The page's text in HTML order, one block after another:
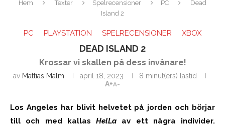
Hem Texter Spelrecensioner PC
Dead
Island 2
PC PLAYSTATION SPELRECENSIONER XBOX
DEAD ISLAND 2
Krossar vi skallen på dess invånare!
av Mattias Malm april 18, 2023
8 minut(ers) lästid
A+A-
Los Angeles har blivit helvetet på jorden och börjar
till och med kallas HelLa av ett några individer.